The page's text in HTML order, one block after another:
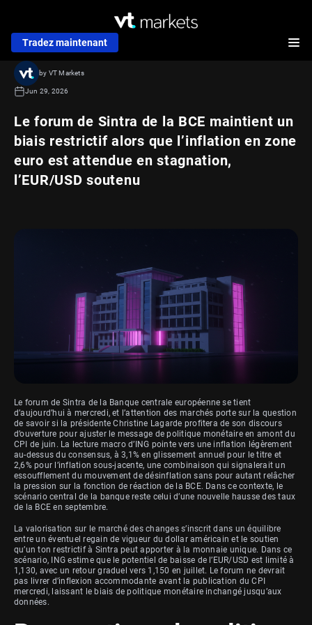
Tradez maintenant
Le forum de Sintra de la BCE maintient un
biais restrictif alors que l’inflation en zone
euro est attendue en stagnation,
l’EUR/USD soutenu
by VT Markets
Jun 29, 2026
Le forum de Sintra de la Banque centrale européenne se tient
d’aujourd’hui à mercredi, et l’attention des marchés porte sur la question
de savoir si la présidente Christine Lagarde profitera de son discours
d’ouverture pour ajuster le message de politique monétaire en amont du
CPI de juin. La lecture macro d’ING pointe vers une inflation légèrement
au-dessus du consensus, à 3,1% en glissement annuel pour le titre et
2,6% pour l’inflation sous-jacente, une combinaison qui signalerait un
essoufflement du mouvement de désinflation sans pour autant relâcher
la pression sur la fonction de réaction de la BCE. Dans ce contexte, le
scénario central de la banque reste celui d’une nouvelle hausse des taux
de la BCE en septembre.
La valorisation sur le marché des changes s’inscrit dans un équilibre
entre un éventuel regain de vigueur du dollar américain et le soutien
qu’un ton restrictif à Sintra peut apporter à la monnaie unique. Dans ce
scénario, ING estime que le potentiel de baisse de l’EUR/USD est limité à
1,130, avec un retour graduel vers 1,150 en juillet. Le forum ne devrait
pas livrer d’inflexion accommodante avant la publication du CPI
mercredi, laissant le biais de politique monétaire inchangé jusqu’aux
données.